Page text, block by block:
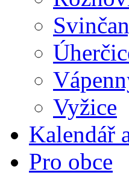
Vyžice
Kalendář
Pro obce